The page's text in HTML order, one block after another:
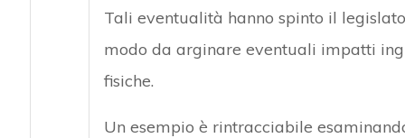
Tali eventualità hanno spinto il
modo da arginare eventuali impatti
fisiche.
Un esempio è rintracciabile